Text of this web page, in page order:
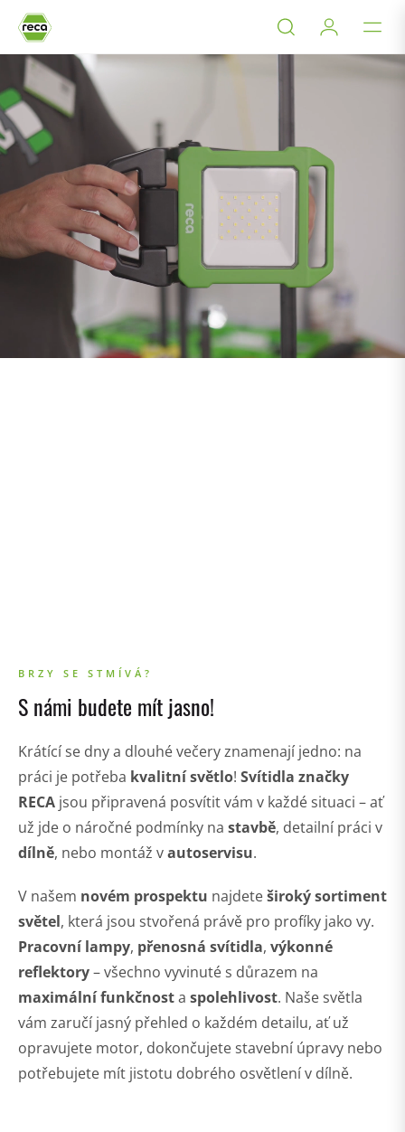
BRZY SE STMÍVÁ?
S námi budete mít jasno!
Krátící se dny a dlouhé večery znamenají jedno: na
práci je potřeba kvalitní světlo! Svítidla značky
RECA jsou připravená posvítit vám v každé situaci – ať
už jde o náročné podmínky na stavbě, detailní práci v
dílně, nebo montáž vautoservisu.
V našem novém prospektu najdeteširoký sortiment
světel, která jsou stvořená právě pro profíky jako vy.
Pracovní lampy, přenosná svítidla, výkonné
reflektory– všechno vyvinuté s důrazem na
maximální funkčnosta spolehlivost. Naše světla
vám zaručí jasný přehled o každém detailu, ať už
opravujete motor, dokončujete stavební úpravy nebo
potřebujete mít jistotu dobrého osvětlení v dílně.